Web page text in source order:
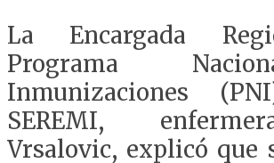
La Encargada
Programa
Inmunizaciones
SEREMI,
Vrsalovic, explicó que